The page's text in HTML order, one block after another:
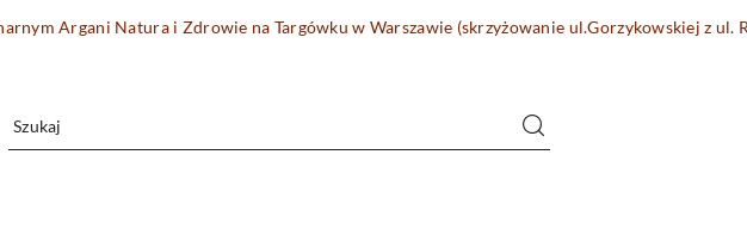
Argani Natura i Zdrowie na Targówku w Warszawie (skrzyżowanie ul.Gorzykowskiej z ul.